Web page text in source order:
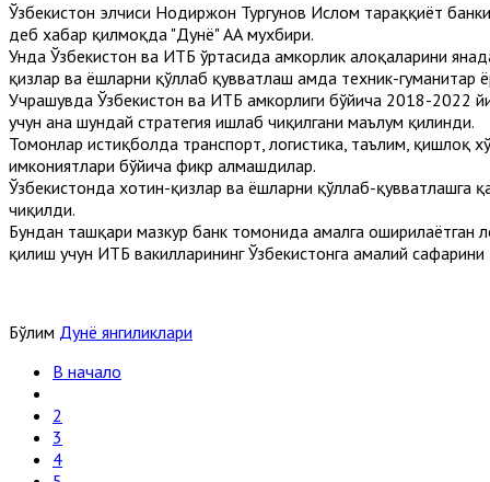
Ўзбекистон элчиси Нодиржон Тургунов Ислом тараққиёт
деб хабар қилмоқда "Дунё" АА мухбири.
Унда Ўзбекистон ва ИТБ ўртасида ҳамкорлик алоқаларини
қизлар ва ёшларни қўллаб қувватлаш ҳамда техник-
Учрашувда Ўзбекистон ва ИТБ ҳамкорлиги бўйича 2018-2022
учун ана шундай стратегия ишлаб чиқилгани маълум қилинди.
Томонлар истиқболда транспорт, логистика, таълим, қишлоқ
имкониятлари бўйича фикр алмашдилар.
Ўзбекистонда хотин-қизлар ва ёшларни қўллаб-қувватлашга
чиқилди.
Бундан ташқари мазкур банк томонида амалга оширилаётган
қилиш учун ИТБ вакилларининг Ўзбекистонга амалий
Бўлим Дунё янгиликлари
В начало
2
3
4